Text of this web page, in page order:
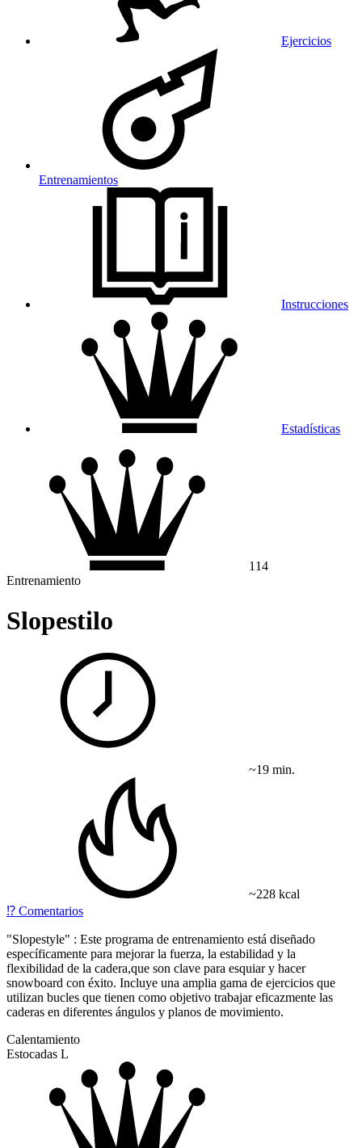
Ejercicios
Entrenamientos
Instrucciones
Estadísticas
114
Entrenamiento
Slopestilo
~19 min.
~228 kcal
⁉️ Comentarios
"Slopestyle" : Este programa de entrenamiento está diseñado
específicamente para mejorar la fuerza, la estabilidad y la
flexibilidad de la cadera,que son clave para esquiar y hacer
snowboard con éxito. Incluye una amplia gama de ejercicios que
utilizan bucles que tienen como objetivo trabajar eficazmente las
caderas en diferentes ángulos y planos de movimiento.
Calentamiento
Estocadas L